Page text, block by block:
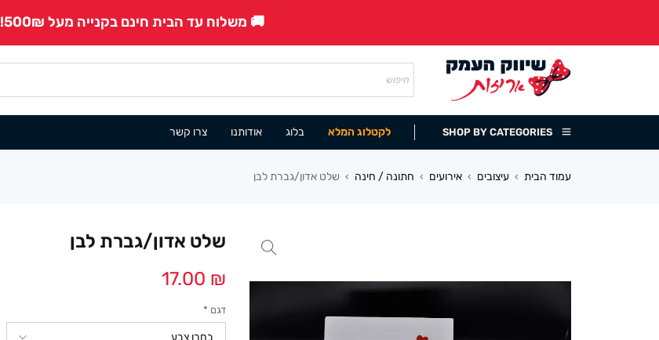
🚚 משלוח עד הבית חינם בקנייה מעל 500₪!
SHOP BY CATEGORIES לקטלוג המלא בלוג אודותנו צרו קשר
עמוד הבית › עיצובים › אירועים › חתונה / חינה › שלט אדון/גברת לבן
שלט אדון/גברת לבן
17.00 ₪
דגם *